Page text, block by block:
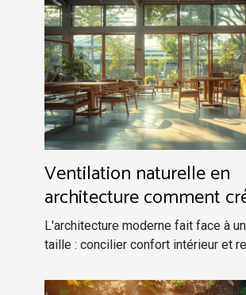
Ventilation naturelle en
architecture comment
flux d'air efficace pour
l'utilisation de
L'architecture moderne fait face à
taille : concilier confort intérieur et